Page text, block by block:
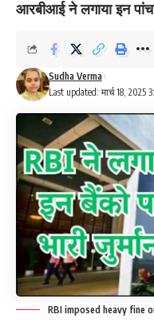
आरबीआई ने लगाया इन पांच
Last updated: मार्च 18, 2025
Sudha Verma
RBI imposed heavy fine